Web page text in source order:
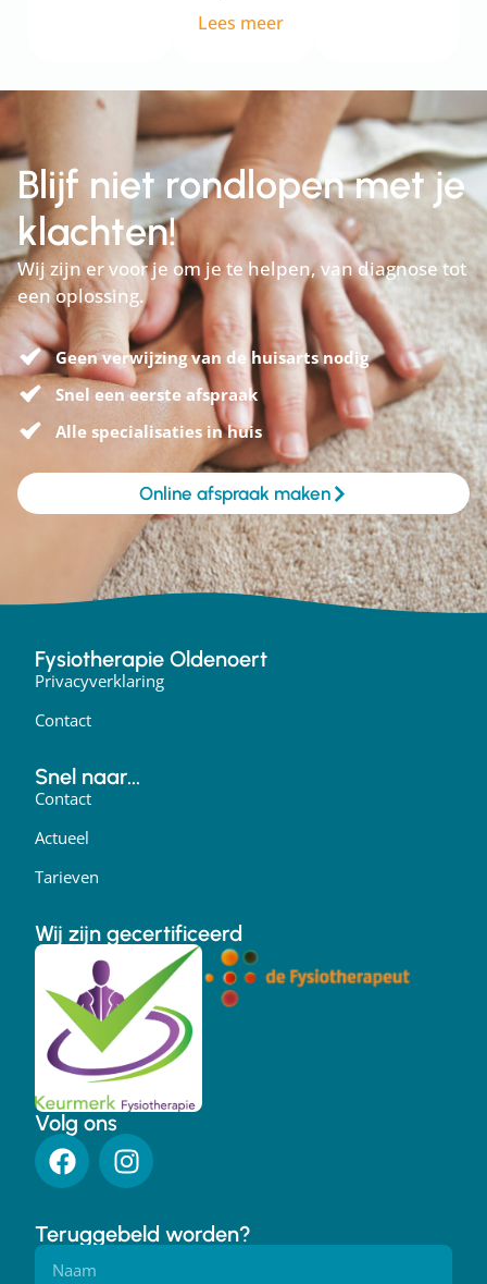
Lees meer
Blijf niet rondlopen met je
klachten!
Wij zijn er voor je om je te helpen, van diagnose tot
een oplossing.
Geen verwijzing van de huisarts nodig
Snel een eerste afspraak
Alle specialisaties in huis
Online afspraak maken
Fysiotherapie Oldenoert
Privacyverklaring
Contact
Snel naar...
Contact
Actueel
Tarieven
Wij zijn gecertificeerd
Volg ons
Teruggebeld worden?